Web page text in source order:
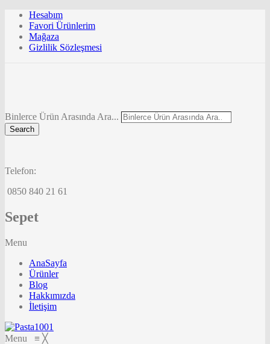
Hesabım
Favori Ürünlerim
Mağaza
Gizlilik Sözleşmesi
Binlerce Ürün Arasında Ara...
Search
Telefon:
0850 840 21 61
Sepet
Menu
AnaSayfa
Ürünler
Blog
Hakkımızda
İletişim
Menu ≡ ╳